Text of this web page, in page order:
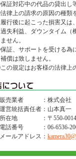
保証対応中の代品の貸出し
法律上の請求の原因の種類
履行後に起こった損害又は
過失利益、ダウンタイム（
ません。
保証、サポートを受ける為
補償は致しません。
この規定はお客様の法律上
売業者
：株式会
営統括責任者 ：山本真一
在地
：〒550-
話番号
：06-6536-
ールアドレス ：